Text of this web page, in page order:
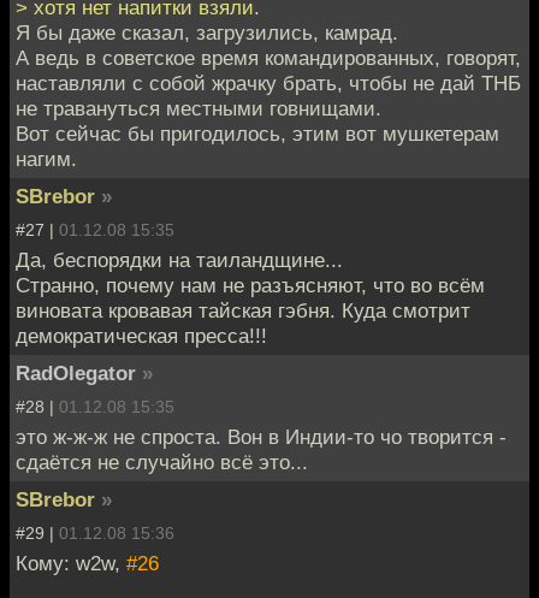
> хотя нет напитки взяли.
Я бы даже сказал, загрузились, камрад.
А ведь в советское время командированных, говорят,
наставляли с собой жрачку брать, чтобы не дай ТНБ
не травануться местными говнищами.
Вот сейчас бы пригодилось, этим вот мушкетерам
нагим.
SBrebor »
#27 | 01.12.08 15:35
Да, беспорядки на таиландщине...
Странно, почему нам не разъясняют, что во всём
виновата кровавая тайская гэбня. Куда смотрит
демократическая пресса!!!
RadOlegator »
#28 | 01.12.08 15:35
это ж-ж-ж не спроста. Вон в Индии-то чо творится -
сдаётся не случайно всё это...
SBrebor »
#29 | 01.12.08 15:36
Кому: w2w, #26